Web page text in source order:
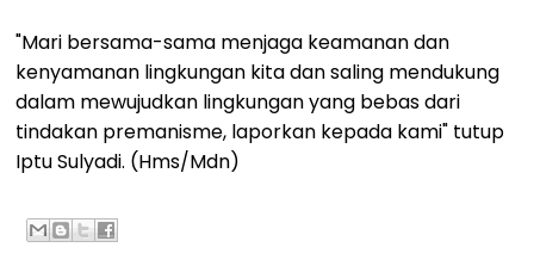
"Mari bersama-sama menjaga keamanan dan
kenyamanan lingkungan kita dan saling mendukung
dalam mewujudkan lingkungan yang bebas dari
tindakan premanisme, laporkan kepada kami" tutup
Iptu Sulyadi. (Hms/Mdn)